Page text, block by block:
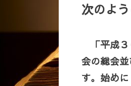
次のよ
「平成３
会の総会
す。始め